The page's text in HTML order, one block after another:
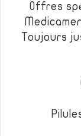
Offres
Toujours